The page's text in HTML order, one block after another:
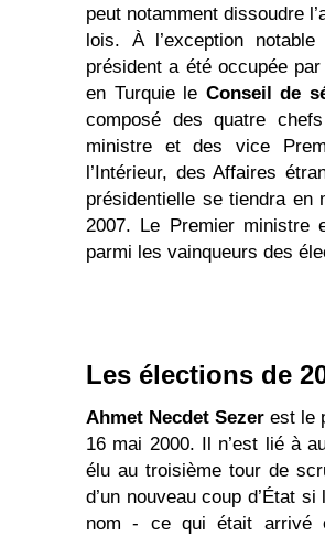
peut notamment dissoudre
lois. À l’exception
président a été occupée
en Turquie le Conseil de
composé des quatre
ministre et des vice
l’Intérieur, des Affaires
présidentielle se tiendra en
2007. Le Premier ministre
parmi les vainqueurs des
Les élections de
Ahmet Necdet Sezer est le
16 mai 2000. Il n’est lié à
élu au troisième tour de
d’un nouveau coup d’État
nom - ce qui était arrivé